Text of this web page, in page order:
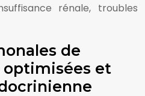
rénale, troubles
de
et